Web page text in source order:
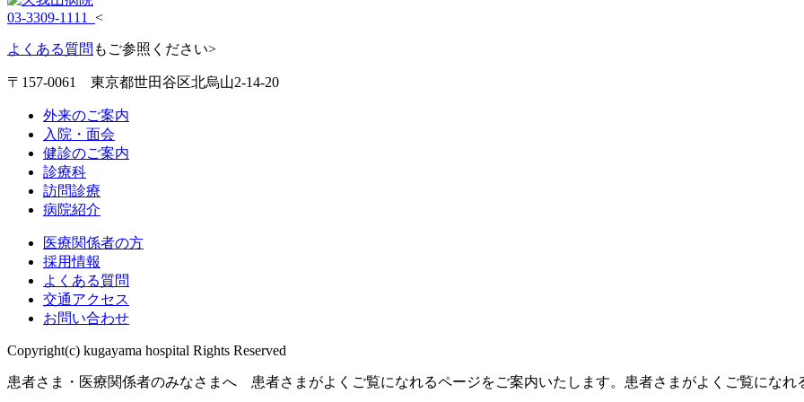
03-3309-1111 <
よくある質問 もご参照ください>
〒157-0061 東京都世田谷区北烏山2-14-20
外来のご案内
入院・面会
健診のご案内
診療科
訪問診療
病院紹介
医療関係者の方
採用情報
よくある質問
交通アクセス
お問い合わせ
Copyright(c) kugayama hospital Rights Reserved
患者さま・医療関係者のみなさまへ 患者さまがよくご覧になれるページをご案内いたします。 患者さまがよくご覧になれ